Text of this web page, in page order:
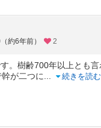
約6年前） 2
。樹齢700年以上とも
が二つに
続きを読む